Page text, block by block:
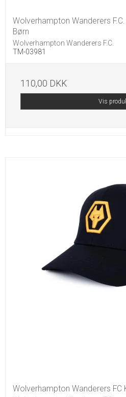
Wolverhampton Wanderers
Børn
Wolverhampton Wanderers F.C.
TM-03981
110,00 DKK
Vis
Wolverhampton Wanderers FC